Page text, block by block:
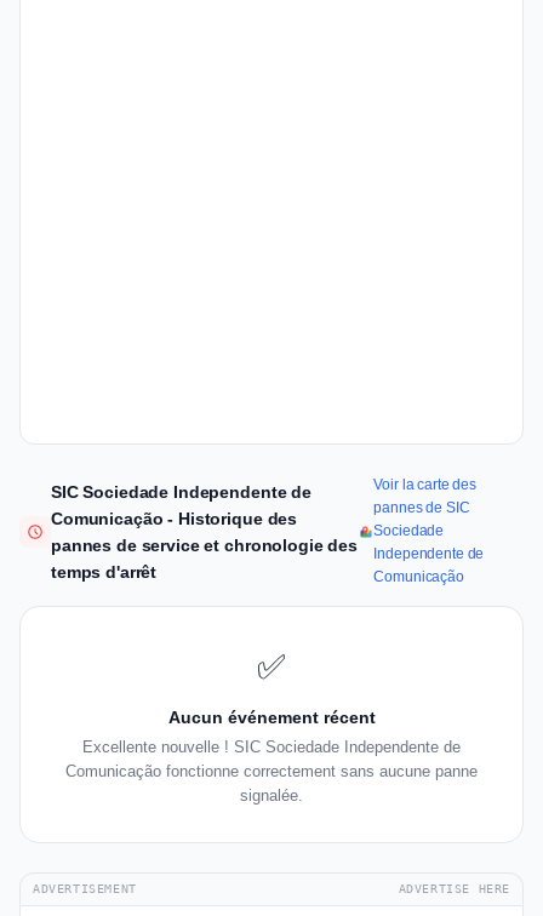
SIC Sociedade Independente de
Comunicação - Historique des
pannes de service et chronologie des
temps d'arrêt
Voir la carte des
pannes de SIC
Sociedade
Independente de
Comunicação
✅
Aucun événement récent
Excellente nouvelle ! SIC Sociedade Independente de
Comunicação fonctionne correctement sans aucune panne
signalée.
ADVERTISEMENT ADVERTISE HERE